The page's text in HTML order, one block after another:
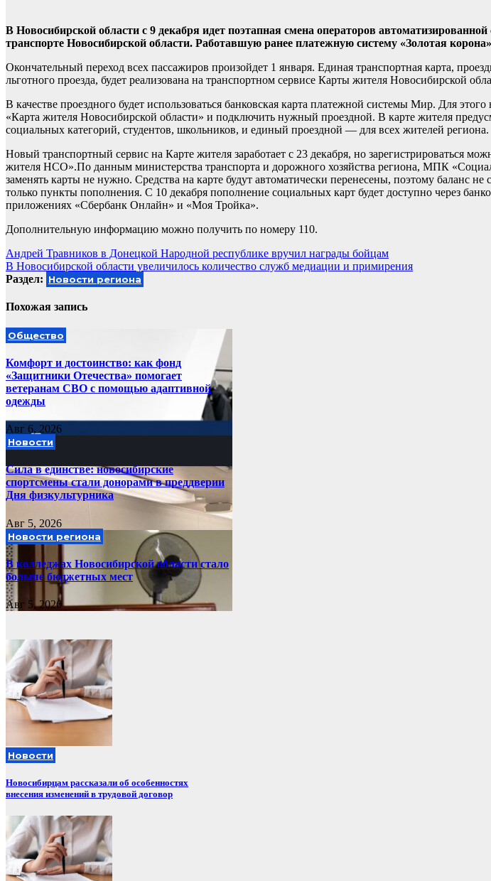
В Новосибирской области c 9 декабря идет поэтапная смена операторов
транспорте Новосибирской области. Работавшую ранее платежную систему «Золотая
Окончательный переход всех пассажиров произойдет 1 января. Единая транспортная карта,
льготного проезда, будет реализована на транспортном сервисе Карты жителя Новосибирской
В качестве проездного будет использоваться банковская карта платежной системы Мир. Для
«Карта жителя Новосибирской области» и подключить нужный проездной. В карте жителя
социальных категорий, студентов, школьников, и единый проездной — для всех жителей региона.
Новый транспортный сервис на Карте жителя заработает с 23 декабря, но зарегистрироваться
жителя НСО».По данным министерства транспорта и дорожного хозяйства региона, МПК
заменять карты не нужно. Средства на карте будут автоматически перенесены, поэтому баланс не
только пункты пополнения. С 10 декабря пополнение социальных карт будет доступно через
приложениях «Сбербанк Онлайн» и «Моя Тройка».
Дополнительную информацию можно получить по номеру 110.
Навигация
по
Андрей Травников в Донецкой Народной республике вручил награды бойцам
В Новосибирской области увеличилось количество служб медиации и примирения
Раздел: Новости региона
Похожая запись
Общество
Комфорт и достоинство: как фонд
«Защитники Отечества» помогает
ветеранам СВО с помощью адаптивной
одежды
Авг 6, 2026
Новости
Сила в единстве: новосибирские
спортсмены стали донорами в преддверии
Дня физкультурника
Авг 5, 2026
Новости региона
В колледжах Новосибирской области стало
больше бюджетных мест
Авг 5, 2026
Новости
Новосибирцам рассказали об особенностях
внесения изменений в трудовой договор